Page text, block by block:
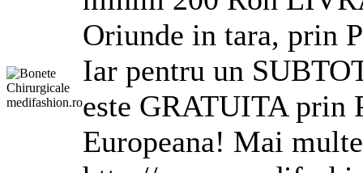
Oriunde in tara, prin
Iar pentru un
este GRATUITA prin
Europeana! Mai